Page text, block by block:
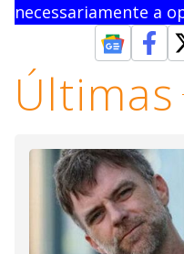
necessariamente a
Últimas